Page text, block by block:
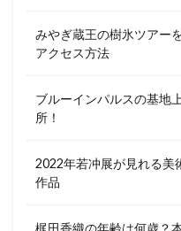
みやぎ蔵王の樹氷ツアー
アクセス方法
ブルーインパルスの基地
所！
2022年若冲展が見れる美
作品
梶田香織の年齢は何歳？